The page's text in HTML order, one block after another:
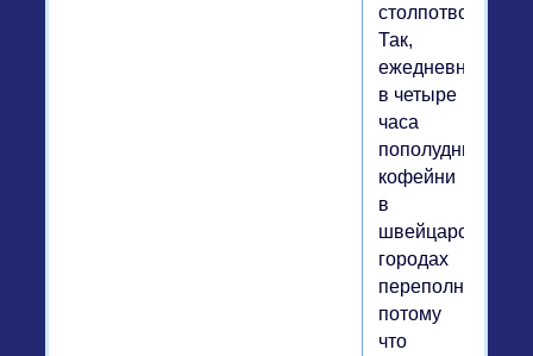
столпотворений.
Так,
ежедневно
в четыре
часа
пополудни
кофейни
в
швейцарских
городах
переполняются,
потому
что